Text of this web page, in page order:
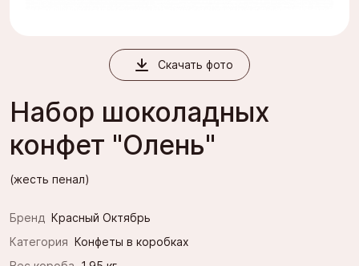
Скачать фото
Набор шоколадных
конфет "Олень"
(жесть пенал)
Бренд Красный Октябрь
Категория Конфеты в коробках